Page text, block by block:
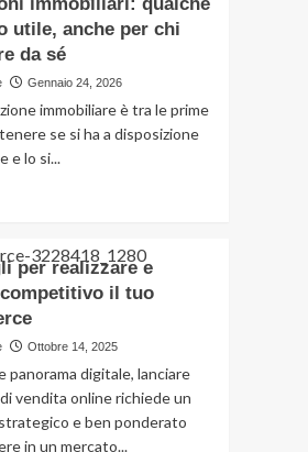
Migliori app per
parcheggio: quali
scegliere
Casa
Inverno in città, come
preparasi al freddo
qualche consiglio utile,
anche per chi vuole
fare da sé
Benessere
Che cosa sono le cure
palliative e quando
sono necessarie
utile, anche per chi
da sé
Gennaio 24, 2026
immobiliare è tra le prime
se si ha a disposizione
e lo si...
immobiliari:
consiglio
chi
per realizzare e
il tuo
Ottobre 14, 2025
panorama digitale, lanciare
vendita online richiede un
e ben ponderato
in un mercato...